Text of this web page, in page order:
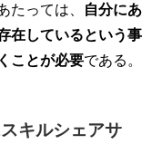
たっては、
自分にあ
在しているという事
ことが必要である。
キルシェアサ